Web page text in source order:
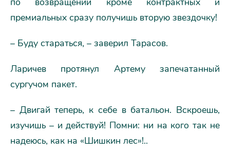
премиальных сразу получишь вторую звездочку!
– Буду стараться, – заверил Тарасов.
Ларичев протянул Артему запечатанный
сургучом пакет.
– Двигай теперь, к себе в батальон. Вскроешь,
изучишь – и действуй! Помни: ни на кого так не
надеюсь, как на «Шишкин лес»!..